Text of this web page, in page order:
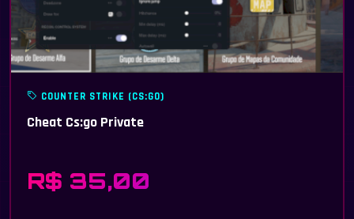
COUNTER STRIKE (CS:GO)
Cheat Cs:go Private
R$ 35,00